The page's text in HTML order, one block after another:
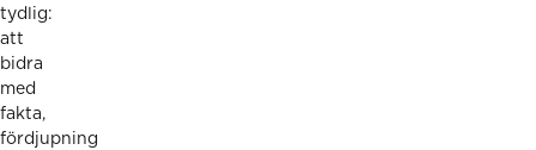
tydlig:
att
bidra
med
fakta,
fördjupning